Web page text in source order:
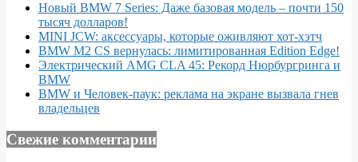
Новый BMW 7 Series: Даже базовая модель – почти 150
тысяч долларов!
MINI JCW: аксессуары, которые оживляют хот-хэтч
BMW M2 CS вернулась: лимитированная Edition Edge!
Электрический AMG CLA 45: Рекорд Нюрбургринга и
BMW
BMW и Человек-паук: реклама на экране вызвала гнев
владельцев
Свежие комментарии